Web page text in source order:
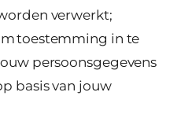
verwerkt;
toestemming in te
persoonsgegevens
basis van jouw